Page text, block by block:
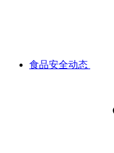
食品安全动态